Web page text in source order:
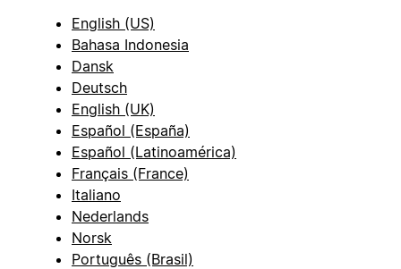
English (US)
Bahasa Indonesia
Dansk
Deutsch
English (UK)
Español (España)
Español (Latinoamérica)
Français (France)
Italiano
Nederlands
Norsk
Português (Brasil)